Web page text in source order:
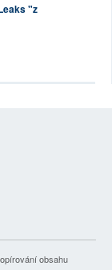
"z
obsahu